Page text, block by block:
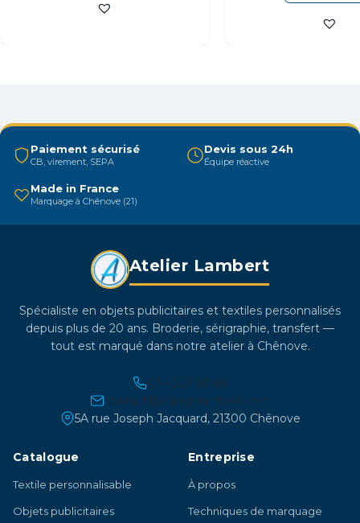
choisies
Paiement sécurisé
CB, virement, SEPA
Devis sous 24h
Équipe réactive
Made in France
Marquage à Chênove (21)
Atelier Lambert
Spécialiste en objets publicitaires et textiles personnalisés
depuis plus de 20 ans. Broderie, sérigraphie, transfert —
tout est marqué dans notre atelier à Chênove.
03 45 21 30 86
contact@atelier-lambert.com
5A rue Joseph Jacquard, 21300 Chênove
Catalogue
Textile personnalisable
Objets publicitaires
Entreprise
À propos
Techniques de marquage